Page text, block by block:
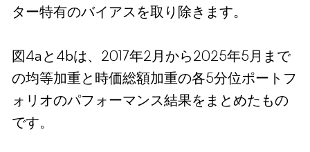
ター特有のバイアスを取り除きます。
図4aと4bは、2017年2月から2025年5月まで
の均等加重と時価総額加重の各5分位ポートフ
ォリオのパフォーマンス結果をまとめたもの
です。